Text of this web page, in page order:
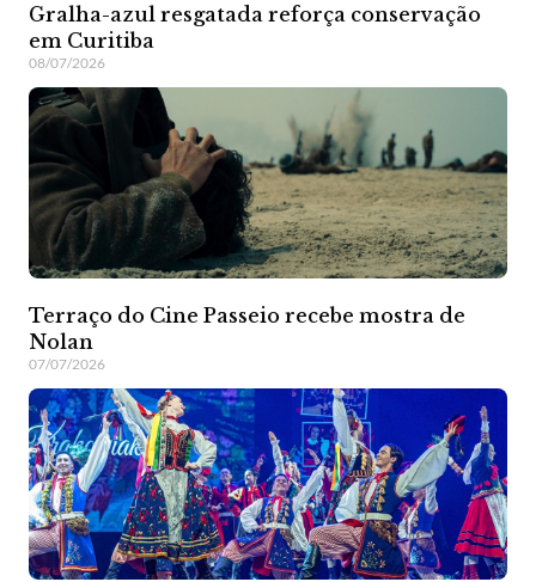
Gralha-azul resgatada reforça conservação
em Curitiba
08/07/2026
Terraço do Cine Passeio recebe mostra de
Nolan
07/07/2026